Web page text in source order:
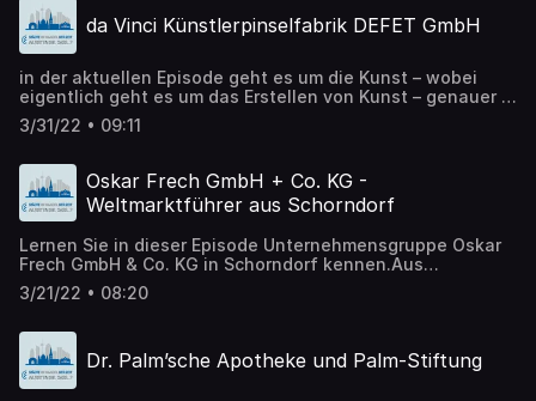
da Vinci Künstlerpinselfabrik DEFET GmbH
in der aktuellen Episode geht es um die Kunst – wobei
eigentlich geht es um das Erstellen von Kunst – genauer –
es geht um den Pinsel. Wussten Sie, dass es in Nürnberg
eine Pinselindustrie gibt?
3/31/22 • 09:11
Oskar Frech GmbH + Co. KG -
Weltmarktführer aus Schorndorf
Lernen Sie in dieser Episode Unternehmensgruppe Oskar
Frech GmbH & Co. KG in Schorndorf kennen.Aus
Leidenschaft zum Druckguss entwickelte sich das
schwäbische Werkzeugbau-Unternehmen zum weltweit
Frech-Portfolio lässt keine Kundenwünsche offen:
Anbieter von Zink-, Magnesium-, und Aluminium-
Druckguss finden individuelle Lösungen für die Fertigung
3/21/22 • 08:20
Dr. Palm’sche Apotheke und Palm-Stiftung